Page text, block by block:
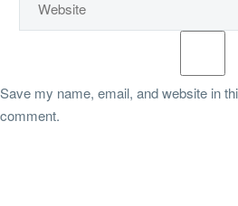
Save my name, email, and website in
comment.